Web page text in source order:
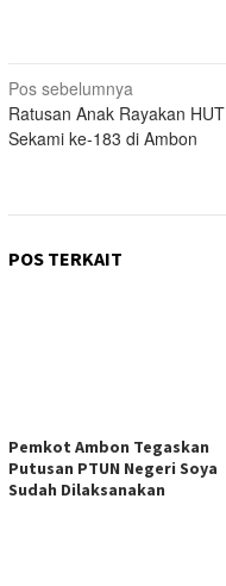
Navigasi
pos
Pos sebelumnya
Ratusan Anak Rayakan HUT
Sekami ke-183 di Ambon
POS TERKAIT
Pemkot Ambon Tegaskan
Putusan PTUN Negeri Soya
Sudah Dilaksanakan